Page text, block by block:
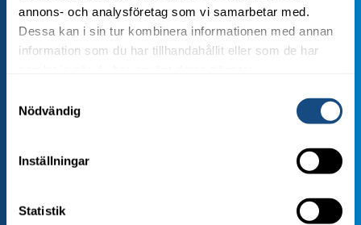
annons- och analysföretag som vi samarbetar med.
Dessa kan i sin tur kombinera informationen med annan
information som du har tillhandahållit eller som de har
Nödvändig
Inställningar
Statistik
Mer info
 Nybro, Kalmar Ljungby & Växjö
Tel:
352 46 Växjö